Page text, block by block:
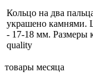
Кольцо на два
украшено камнями.
- 17-18 мм. Размеры
quality
товары месяца